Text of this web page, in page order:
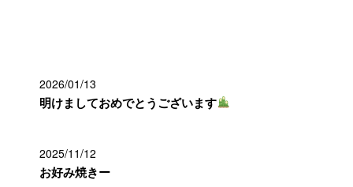
2026/01/13
明けましておめでとうございます
2025/11/12
お好み焼きー